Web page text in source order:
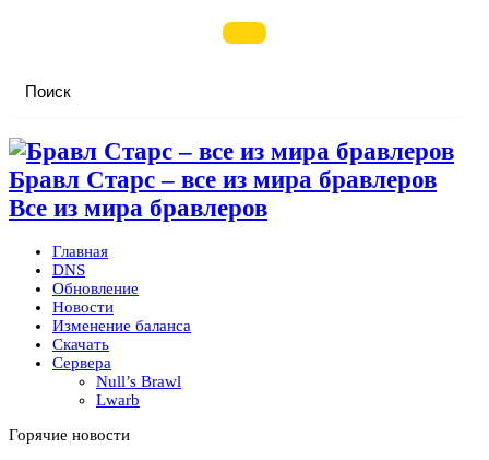
Бравл Старс – все из мира бравлеров
Все из мира бравлеров
Главная
DNS
Обновление
Новости
Изменение баланса
Скачать
Сервера
Null’s Brawl
Lwarb
Горячие новости